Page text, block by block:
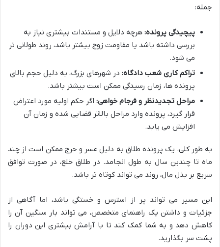
جمله:
پیچیدگی پرونده: هرچه دلایل و مستندات بیشتری نیاز به
بررسی داشته باشد یا مقاومت زوج بیشتر باشد، روند طولانی تر
می شود.
تراکم کاری شعب دادگاه: در شهرهای بزرگ، به دلیل حجم بالای
پرونده ها، زمان رسیدگی ممکن است بیشتر باشد.
مراحل تجدیدنظر و فرجام خواهی: اگر حکم اولیه مورد اعتراض
قرار گیرد، پرونده وارد مراحل بالاتر قضایی شده و زمان آن
افزایش می یابد.
به طور کلی، یک پرونده طلاق به دلیل عسر و حرج ممکن است از چند
ماه تا چندین سال به طول انجامد. در طلاق خلع، در صورت توافق
سریع بر بذل مال، روند می تواند کوتاه تر باشد.
این مسیر می تواند پر از استرس و خستگی باشد، اما آگاهی از
جزئیات و داشتن یک راهنمای متخصص، می تواند بار سنگین آن را
کاهش دهد و به شما کمک کند تا با آرامش بیشتری این دوران را
پشت سر بگذارید.